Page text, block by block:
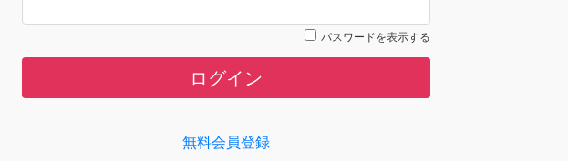
パスワードを表示する
ログイン
無料会員登録